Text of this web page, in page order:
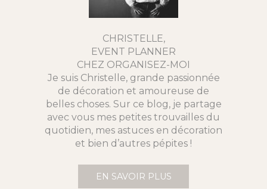
CHRISTELLE,
EVENT PLANNER
CHEZ ORGANISEZ-MOI
Je suis Christelle, grande passionnée
de décoration et amoureuse de
belles choses. Sur ce blog, je partage
avec vous mes petites trouvailles du
quotidien, mes astuces en décoration
et bien d’autres pépites !
EN SAVOIR PLUS